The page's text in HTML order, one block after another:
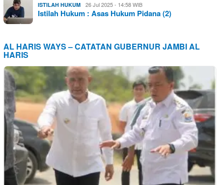
ISTILAH HUKUM 26 Jul 2025 - 14:58 WIB
Istilah Hukum : Asas Hukum Pidana (2)
AL HARIS WAYS – CATATAN GUBERNUR JAMBI AL
HARIS